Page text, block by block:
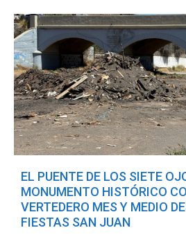
EL PUENTE DE LOS SIETE
MONUMENTO HISTÓRICO
VERTEDERO MES Y MEDIO
FIESTAS SAN JUAN